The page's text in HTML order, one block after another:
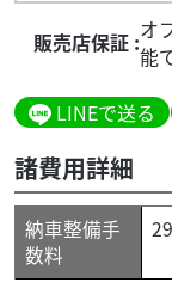
販売店保証 :オ
能
LINEで送る
諸費用詳細
納車整備手
数料